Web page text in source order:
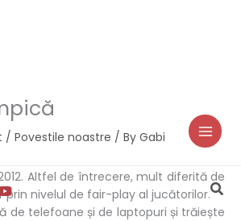
/ Povestile noastre / By Gabi
Altfel de întrecere, mult diferită de
nivelul de fair-play al jucătorilor.
de telefoane și de laptopuri și trăiește